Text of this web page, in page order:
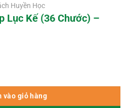
Huyền Học
Lục Kế (36 Chước) –
vào giỏ hàng